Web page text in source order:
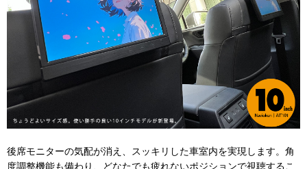
後席モニターの気配が消え、スッキリした車室内を実現します。角
度調整機能も備わり、どなたでも疲れないポジションで視聴するこ